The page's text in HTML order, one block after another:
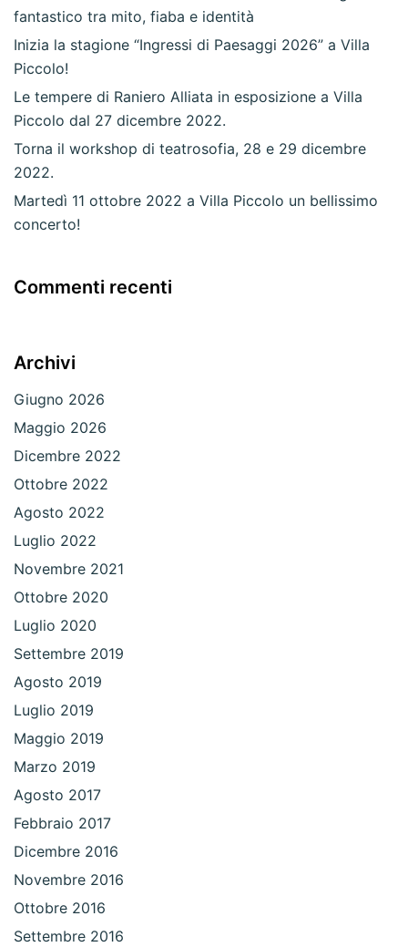
fantastico tra mito, fiaba e identità
Inizia la stagione “Ingressi di Paesaggi 2026” a Villa
Piccolo!
Le tempere di Raniero Alliata in esposizione a Villa
Piccolo dal 27 dicembre 2022.
Torna il workshop di teatrosofia, 28 e 29 dicembre
2022.
Martedì 11 ottobre 2022 a Villa Piccolo un bellissimo
concerto!
Commenti recenti
Archivi
Giugno 2026
Maggio 2026
Dicembre 2022
Ottobre 2022
Agosto 2022
Luglio 2022
Novembre 2021
Ottobre 2020
Luglio 2020
Settembre 2019
Agosto 2019
Luglio 2019
Maggio 2019
Marzo 2019
Agosto 2017
Febbraio 2017
Dicembre 2016
Novembre 2016
Ottobre 2016
Settembre 2016